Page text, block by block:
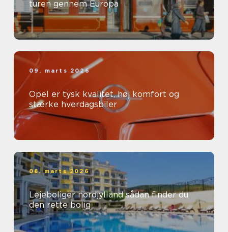
turen gennem Europa
09. marts 2026
Opel er tysk kvalitet, høj komfort og
stærke hverdagsbiler
08. marts 2026
Lejeboliger nordjylland sådan finder du
den rette bolig